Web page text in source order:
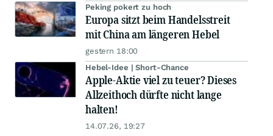
Peking pokert zu hoch
Europa sitzt beim Handelsstreit
mit China am längeren Hebel
gestern 18:00
Hebel-Idee | Short-Chance
Apple-Aktie viel zu teuer? Dieses
Allzeithoch dürfte nicht lange
halten!
14.07.26, 19:27